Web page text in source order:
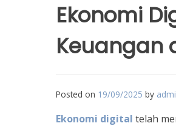
Ekonomi
Keuangan
Posted on 19/09/2025 by
Ekonomi digital telah